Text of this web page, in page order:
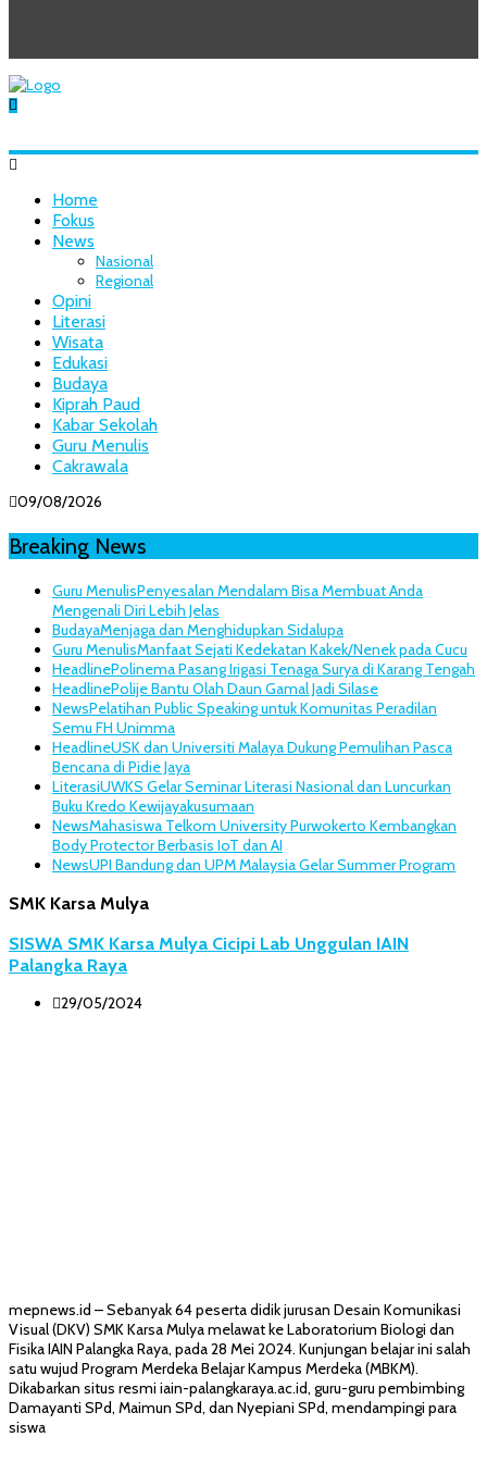
Home
Fokus
News
Nasional
Regional
Opini
Literasi
Wisata
Edukasi
Budaya
Kiprah Paud
Kabar Sekolah
Guru Menulis
Cakrawala
09/08/2026
Breaking News
Guru MenulisPenyesalan Mendalam Bisa Membuat Anda
Mengenali Diri Lebih Jelas
BudayaMenjaga dan Menghidupkan Sidalupa
Guru MenulisManfaat Sejati Kedekatan Kakek/Nenek pada Cucu
HeadlinePolinema Pasang Irigasi Tenaga Surya di Karang Tengah
HeadlinePolije Bantu Olah Daun Gamal Jadi Silase
NewsPelatihan Public Speaking untuk Komunitas Peradilan
Semu FH Unimma
HeadlineUSK dan Universiti Malaya Dukung Pemulihan Pasca
Bencana di Pidie Jaya
LiterasiUWKS Gelar Seminar Literasi Nasional dan Luncurkan
Buku Kredo Kewijayakusumaan
NewsMahasiswa Telkom University Purwokerto Kembangkan
Body Protector Berbasis IoT dan AI
NewsUPI Bandung dan UPM Malaysia Gelar Summer Program
SMK Karsa Mulya
SISWA SMK Karsa Mulya Cicipi Lab Unggulan IAIN
Palangka Raya
29/05/2024
mepnews.id – Sebanyak 64 peserta didik jurusan Desain Komunikasi
Visual (DKV) SMK Karsa Mulya melawat ke Laboratorium Biologi dan
Fisika IAIN Palangka Raya, pada 28 Mei 2024. Kunjungan belajar ini salah
satu wujud Program Merdeka Belajar Kampus Merdeka (MBKM).
Dikabarkan situs resmi iain-palangkaraya.ac.id, guru-guru pembimbing
Damayanti SPd, Maimun SPd, dan Nyepiani SPd, mendampingi para
siswa